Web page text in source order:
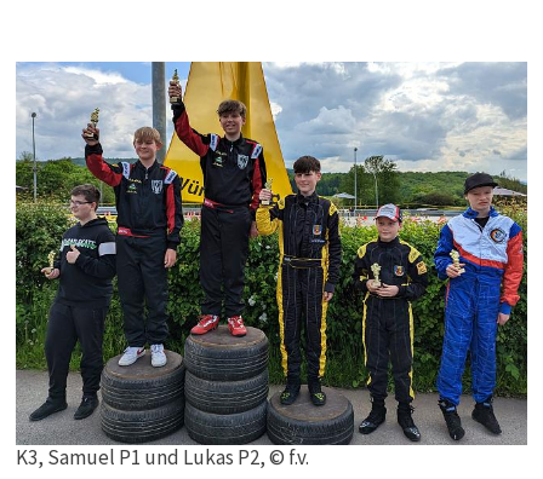
K3, Samuel P1 und Lukas P2, © f.v.